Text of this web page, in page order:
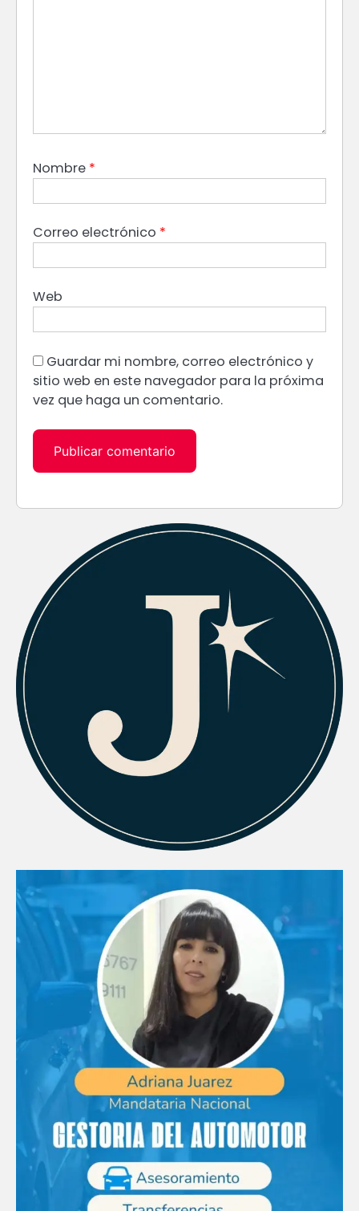
Nombre *
Correo electrónico *
Web
Guardar mi nombre, correo electrónico y
sitio web en este navegador para la próxima
vez que haga un comentario.